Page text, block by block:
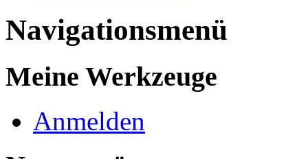
Navigationsmenü
Meine Werkzeuge
Anmelden